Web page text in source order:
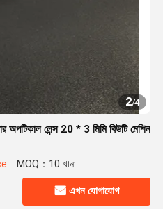
2/4
লেন্স 20 * 3 মিমি বিউটি মেশিন
MOQ：10 খানা
এখন যোগাযোগ